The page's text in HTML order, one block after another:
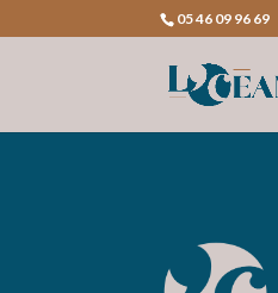
05 46 09 96 69